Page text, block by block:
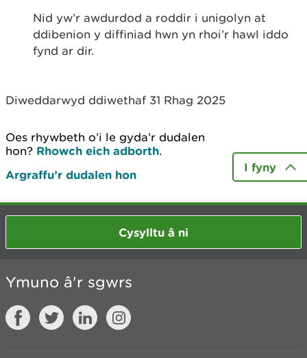
Nid yw’r awdurdod a roddir i unigolyn at
ddibenion y diffiniad hwn yn rhoi’r hawl iddo
fynd ar dir.
Diweddarwyd ddiwethaf 31 Rhag 2025
Oes rhywbeth o’i le gyda’r dudalen
hon? Rhowch eich adborth.
Argraffu’r dudalen hon
I fyny
Cysylltu â ni
Ymuno â'r sgwrs